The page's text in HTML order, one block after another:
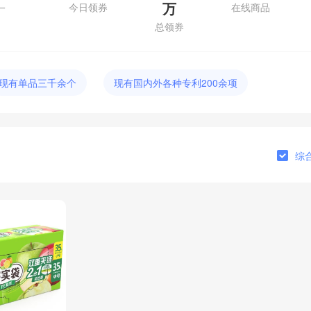
今日领券 万
总领券
在线商品
有单品三千余个 现有国内外各种专利200余项
综